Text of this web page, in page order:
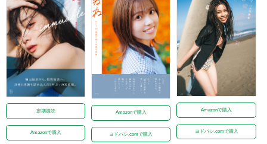
定期購読
Amazonで購入
Amazonで購入
ヨドバシ.comで購入
Amazonで購入
ヨドバシ.comで購入